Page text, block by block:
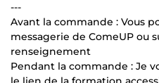
---
Avant la commande : Vous
messagerie de ComeUP ou
renseignement
Pendant la commande : Je